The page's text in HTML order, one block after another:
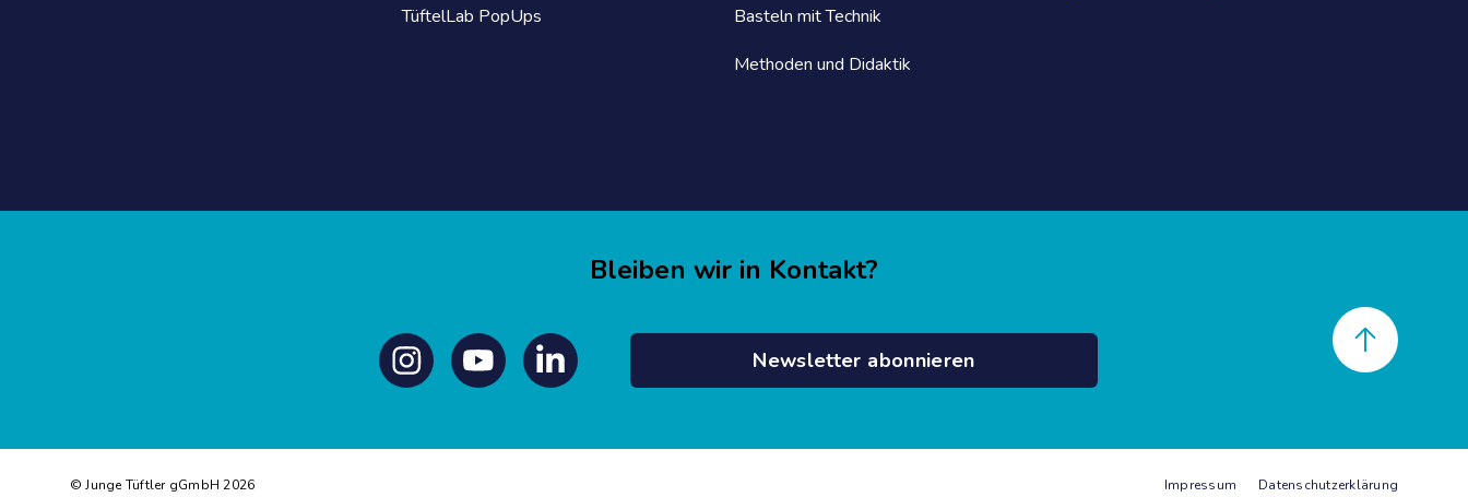
TüftelLab PopUps
Basteln mit Technik
Methoden und Didaktik
Bleiben wir in Kontakt?
InstagramYoutube Linkedin Newsletter abonnieren
© Junge Tüftler gGmbH 2026 Impressum Datenschutzerklärung
Back to top